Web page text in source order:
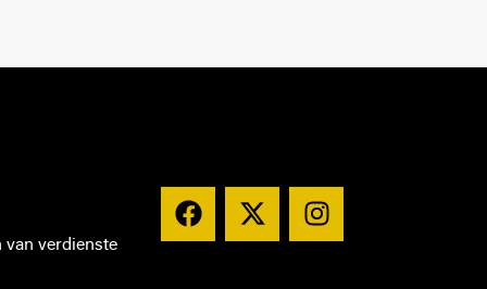
van verdienste